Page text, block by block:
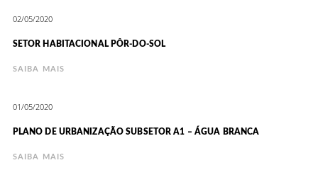
02/05/2020
SETOR HABITACIONAL PÔR-DO-SOL
SAIBA MAIS
01/05/2020
PLANO DE URBANIZAÇÃO SUBSETOR A1 – ÁGUA BRANCA
SAIBA MAIS